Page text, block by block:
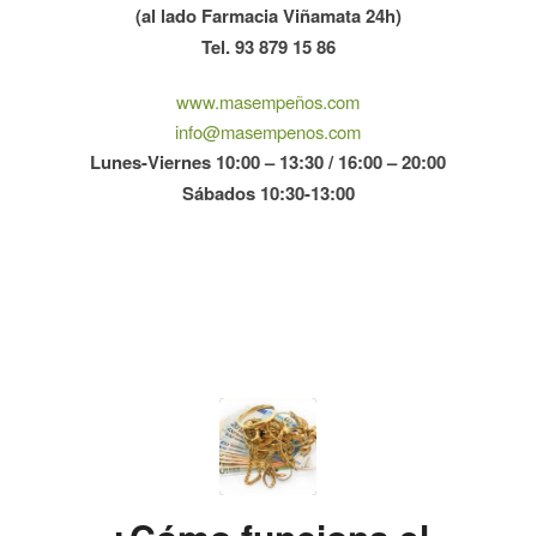
(al lado Farmacia Viñamata 24h)
Tel. 93 879 15 86
www.masempeños.com
info@masempenos.com
Lunes-Viernes 10:00 – 13:30 / 16:00 – 20:00
Sábados 10:30-13:00